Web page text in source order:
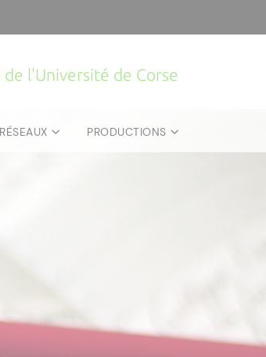
l'Université de Corse
RÉSEAUX PRODUCTIONS